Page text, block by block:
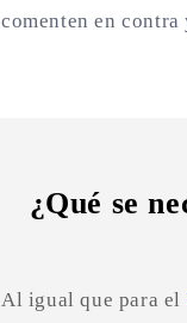
comenten en
¿Qué se
Al igual que para el